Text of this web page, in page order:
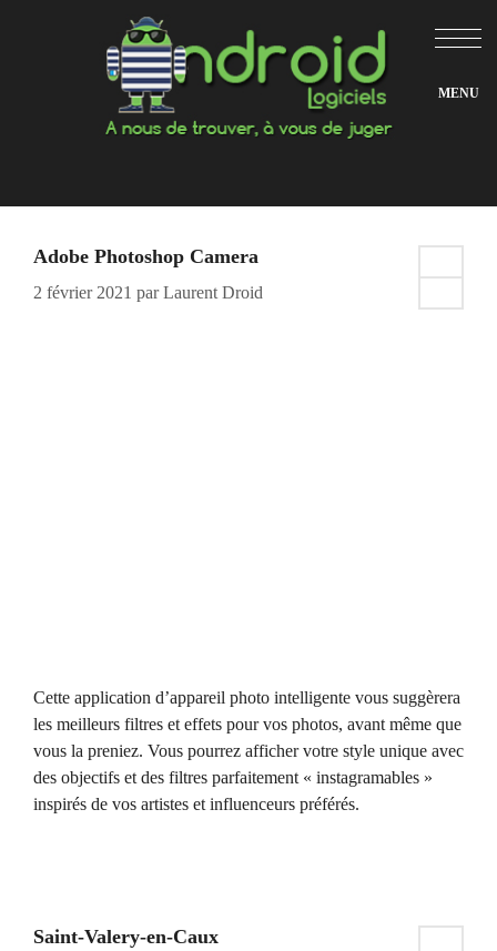
Adobe Photoshop Camera
2 février 2021 parLaurent Droid
Cette application d’appareil photo intelligente vous suggèrera
les meilleurs filtres et effets pour vos photos, avant même que
vous la preniez. Vous pourrez afficher votre style unique avec
des objectifs et des filtres parfaitement « instagramables »
inspirés de vos artistes et influenceurs préférés.
Saint-Valery-en-Caux